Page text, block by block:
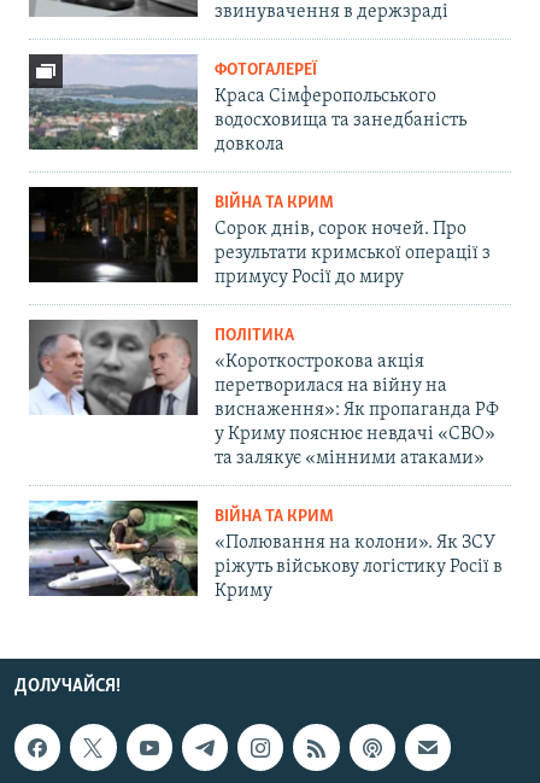
звинувачення в держзраді
ФОТОГАЛЕРЕЇ
Краса Сімферопольського
водосховища та занедбаність
довкола
ВІЙНА ТА КРИМ
Сорок днів, сорок ночей. Про
результати кримської операції з
примусу Росії до миру
ПОЛІТИКА
«Короткострокова акція
перетворилася на війну на
виснаження»: Як пропаганда РФ
у Криму пояснює невдачі «СВО»
та залякує «мінними атаками»
ВІЙНА ТА КРИМ
«Полювання на колони». Як ЗСУ
ріжуть військову логістику Росії в
Криму
ДОЛУЧАЙСЯ!